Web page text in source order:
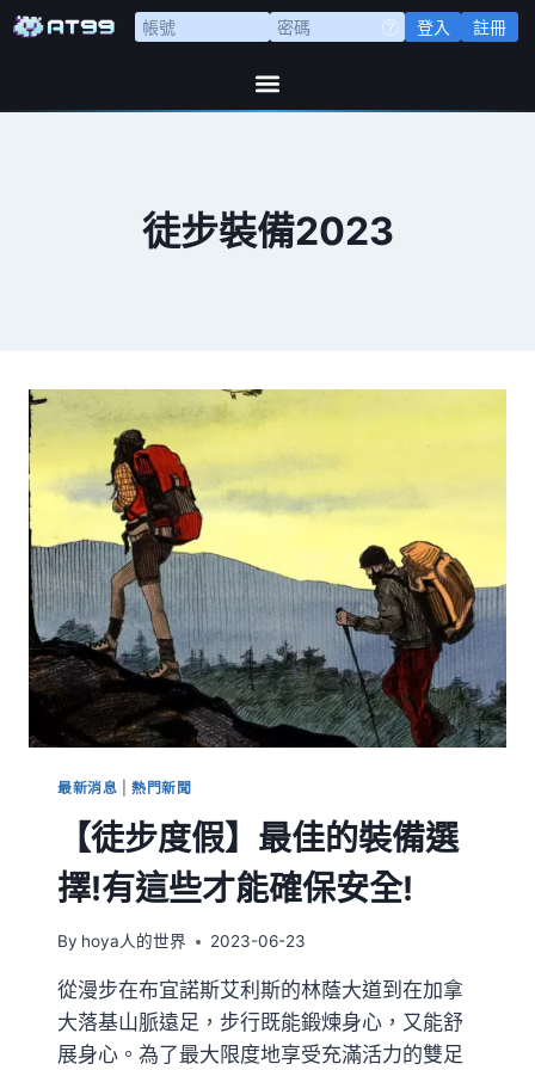
登入 註冊
徒步裝備2023
最新消息 |熱門新聞
【徒步度假】最佳的裝備選
擇!有這些才能確保安全!
By hoya人的世界 2023-06-23
從漫步在布宜諾斯艾利斯的林蔭大道到在加拿
大落基山脈遠足，步行既能鍛煉身心，又能舒
展身心。為了最大限度地享受充滿活力的雙足